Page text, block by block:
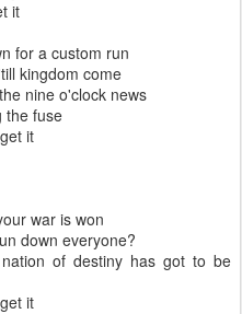
it
for a custom run
kingdom come
nine o'clock news
the fuse
it
war is won
down everyone?
of destiny has got to be
it